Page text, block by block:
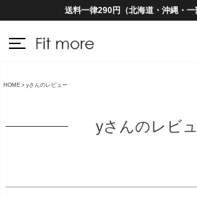
送料一律290円（北海道・沖縄・一
HOME yさんのレビュー
yさんのレビ